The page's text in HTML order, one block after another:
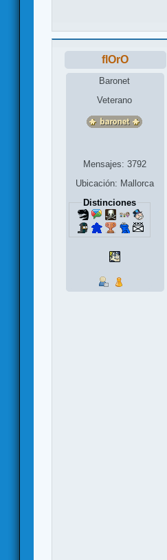
flOrO
Baronet
Veterano
Mensajes: 3792
Ubicación: Mallorca
Distinciones